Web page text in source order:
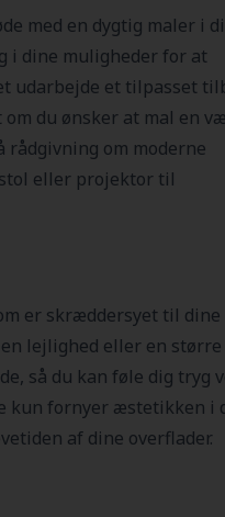
med en dygtig maler i
i dine muligheder for at
udarbejde et tilpasset
du ønsker at mal en
om moderne
eller projektor til
er skræddersyet til dine
lejlighed eller en større
så du kan føle dig tryg
kun fornyer æstetikken i
af dine overflader.